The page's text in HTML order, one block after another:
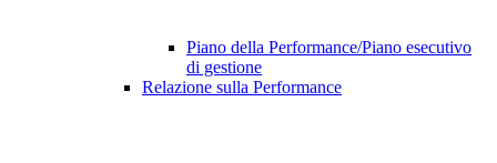
Piano della Performance/Piano esecutivo
di gestione
Relazione sulla Performance